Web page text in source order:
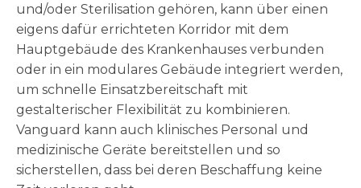
und/oder Sterilisation gehören, kann über einen
eigens dafür errichteten Korridor mit dem
Hauptgebäude des Krankenhauses verbunden
oder in ein modulares Gebäude integriert werden,
um schnelle Einsatzbereitschaft mit
gestalterischer Flexibilität zu kombinieren.
Vanguard kann auch klinisches Personal und
medizinische Geräte bereitstellen und so
sicherstellen, dass bei deren Beschaffung keine